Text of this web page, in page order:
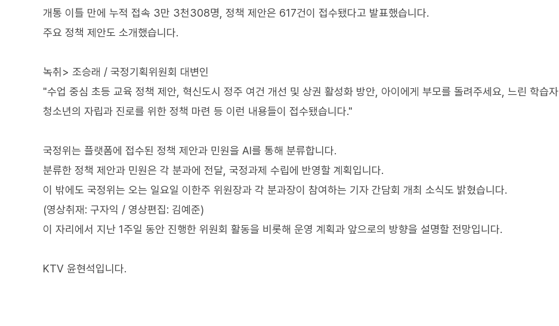
개통 이틀 만에 누적 접속 3만 3천308명, 정책 제안은 617건이 접수됐다고 발표했습니다.
주요 정책 제안도 소개했습니다.
녹취> 조승래 / 국정기획위원회 대변인
"수업 중심 초등 교육 정책 제안, 혁신도시 정주 여건 개선 및 상권 활성화 방안, 아이에게 부모를 돌려주세요, 느린 학습자
청소년의 자립과 진로를 위한 정책 마련 등 이런 내용들이 접수됐습니다."
국정위는 플랫폼에 접수된 정책 제안과 민원을 AI를 통해 분류합니다.
분류한 정책 제안과 민원은 각 분과에 전달, 국정과제 수립에 반영할 계획입니다.
이 밖에도 국정위는 오는 일요일 이한주 위원장과 각 분과장이 참여하는 기자 간담회 개최 소식도 밝혔습니다.
(영상취재: 구자익 / 영상편집: 김예준)
이 자리에서 지난 1주일 동안 진행한 위원회 활동을 비롯해 운영 계획과 앞으로의 방향을 설명할 전망입니다.
KTV 윤현석입니다.